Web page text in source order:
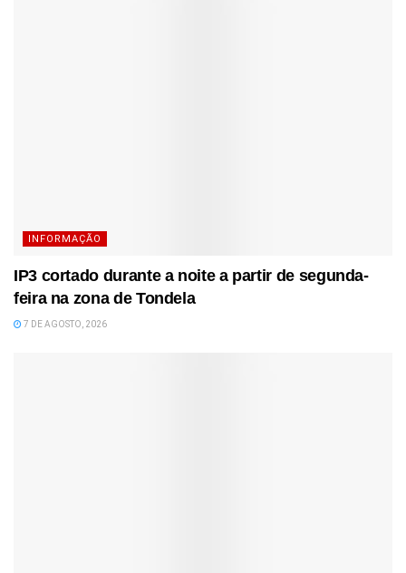
INFORMAÇÃO
IP3 cortado durante a noite a partir de segunda-
feira na zona de Tondela
7 DE AGOSTO, 2026